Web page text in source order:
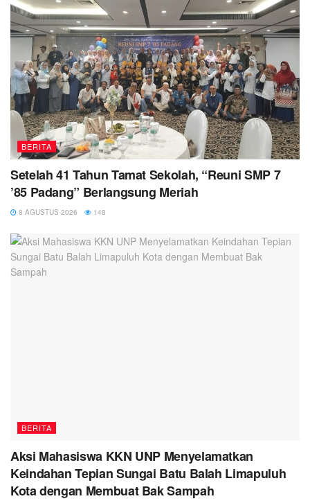
BERITA
Setelah 41 Tahun Tamat Sekolah, “Reuni SMP 7
’85 Padang” Berlangsung Meriah
8 AGUSTUS 2026 148
BERITA
Aksi Mahasiswa KKN UNP Menyelamatkan
Keindahan Tepian Sungai Batu Balah Limapuluh
Kota dengan Membuat Bak Sampah